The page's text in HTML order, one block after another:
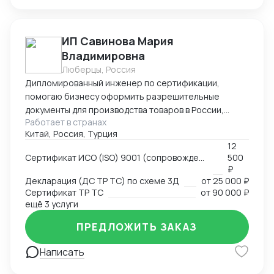
ИП Савинова Мария
Владимировна
Люберцы, Россия
Дипломированный инженер по сертификации,
помогаю бизнесу оформить разрешительные
документы для производства товаров в России,
импорта и реализации на территории РФ, через
магазины и маркетплейсы.
Работает в странах
Китай, Россия, Турция
Сертификат ИСО (ISO) 9001 (сопровождение, подготовка документов)
12
500
₽
Декларация (ДС ТР ТС) по схеме 3Д
от25 000 ₽
Сертификат ТР ТС
от 90 000 ₽
ещё 3 услуги
Написать
ПРЕДЛОЖИТЬ ЗАКАЗ